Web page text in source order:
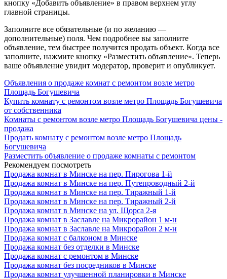
кнопку «Добавить объявление» в правом верхнем углу
главной страницы.
Заполните все обязательные (и по желанию —
дополнительные) поля. Чем подробнее вы заполните
объявление, тем быстрее получится продать объект. Когда все
заполните, нажмите кнопку «Разместить объявление». Теперь
ваше объявление увидит модератор, проверит и опубликует.
Объявления о продаже комнат с ремонтом возле метро
Площадь Богушевича
Купить комнату с ремонтом возле метро Площадь Богушевича
от собственника
Комнаты с ремонтом возле метро Площадь Богушевича цены -
продажа
Продать комнату с ремонтом возле метро Площадь
Богушевича
Разместить объявление о продаже комнаты с ремонтом
Рекомендуем посмотреть
Продажа комнат в Минске на пер. Пирогова 1-й
Продажа комнат в Минске на пер. Путепроводный 2-й
Продажа комнат в Минске на пер. Тиражный 1-й
Продажа комнат в Минске на пер. Тиражный 2-й
Продажа комнат в Минске на ул. Щорса 2-я
Продажа комнат в Заславле на Микрорайон 1 м-н
Продажа комнат в Заславле на Микрорайон 2 м-н
Продажа комнат с балконом в Минске
Продажа комнат без отделки в Минске
Продажа комнат с ремонтом в Минске
Продажа комнат без посредников в Минске
Продажа комнат улучшенной планировки в Минске